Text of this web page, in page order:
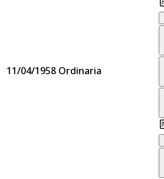
11/04/1958 Ordinaria